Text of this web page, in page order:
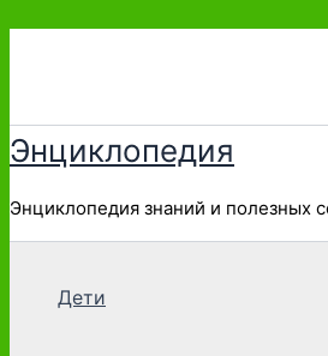
Перейти
Энциклопедия
Энциклопедия знаний и полезных
Дети